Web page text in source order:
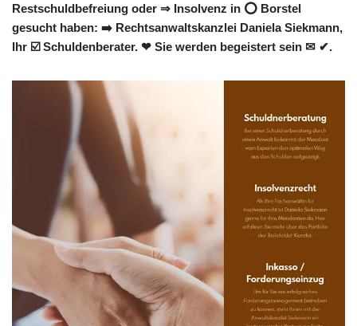
Restschuldbefreiung oder ⇒ Insolvenz in ⭕ Borstel
gesucht haben: ➡️ Rechtsanwaltskanzlei Daniela Siekmann,
Ihr ☑️ Schuldenberater. ❤ Sie werden begeistert sein ✉ ✔.